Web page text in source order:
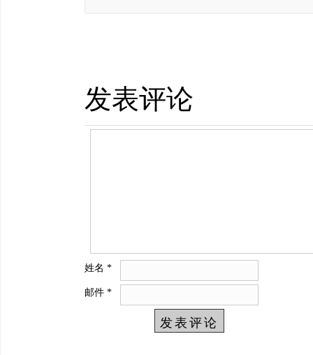
发表评论
姓名 *
邮件 *